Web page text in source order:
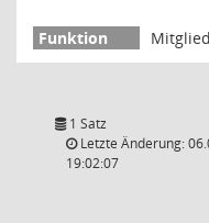
Mitglied
1 Satz
Letzte Änderung:
19:02:07